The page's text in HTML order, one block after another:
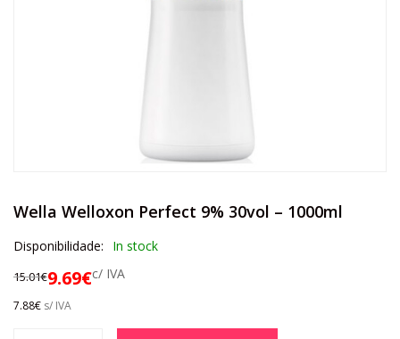
Wella Welloxon Perfect 9% 30vol – 1000ml
Disponibilidade: In stock
15.01€9.69€c/ IVA
7.88€ s/ IVA